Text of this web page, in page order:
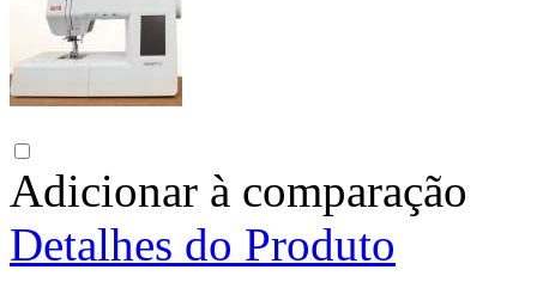
Adicionar à comparação
Detalhes do Produto